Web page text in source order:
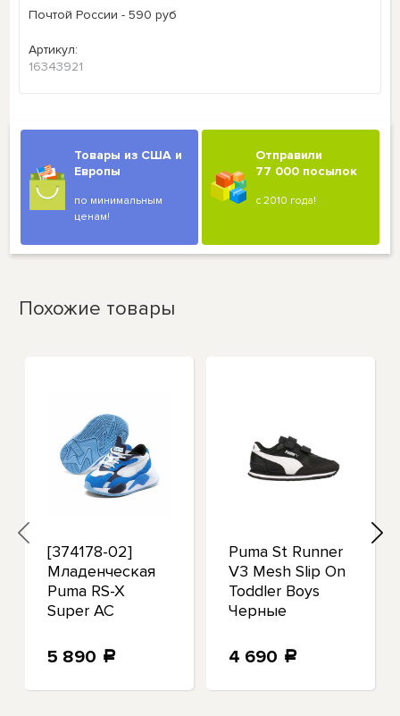
Почтой России - 590 руб
Артикул:
16343921
Товары из США и
Европы
по минимальным
ценам!
Отправили
77 000 посылок
с 2010 года!
Похожие товары
[374178-02]
Младенческая
Puma RS-X
Super AC
5 890 a
Puma St Runner
V3 Mesh Slip On
Toddler Boys
Черные
Повседневная
4 690 a